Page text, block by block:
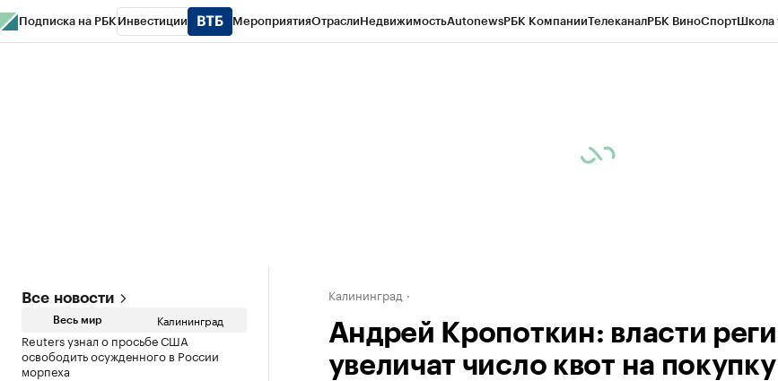
Подписка на РБК Инвестиции МероприятияОтраслиНедвижимостьAutonewsРБК КомпанииТелеканалРБК ВиноСпортШкола
Все новости
Весь мир Калининград
Reuters узнал о просьбе США
освободить осужденного в России
морпеха
Калининград
Андрей Кропоткин: власти
увеличат число квот на покупку